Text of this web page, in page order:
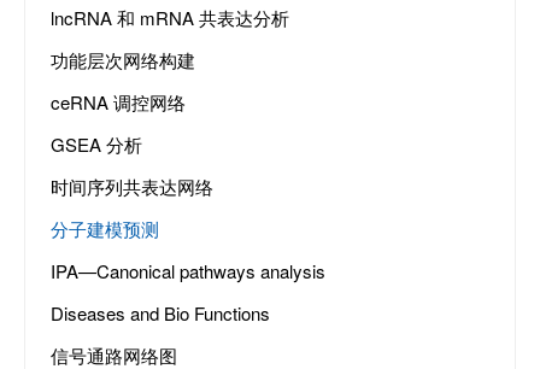
lncRNA 和 mRNA 共表达分析
功能层次网络构建
ceRNA 调控网络
GSEA 分析
时间序列共表达网络
分子建模预测
IPA—Canonical pathways analysis
Diseases and Bio Functions
信号通路网络图